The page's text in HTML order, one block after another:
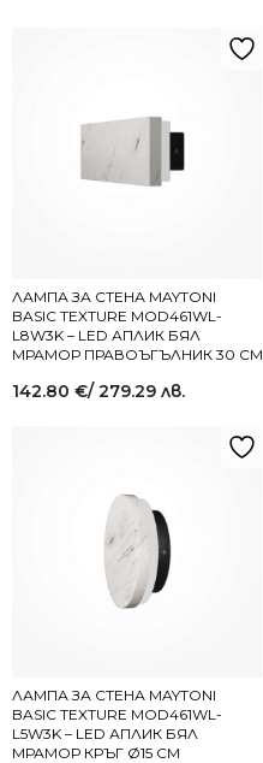
ЛАМПА ЗА СТЕНА MAYTONI
BASIC TEXTURE MOD461WL-
L8W3K – LED АПЛИК БЯЛ
МРАМОР ПРАВОЪГЪЛНИК 30 СМ
142.80 €/ 279.29 лв.
ЛАМПА ЗА СТЕНА MAYTONI
BASIC TEXTURE MOD461WL-
L5W3K – LED АПЛИК БЯЛ
МРАМОР КРЪГ Ø15 СМ